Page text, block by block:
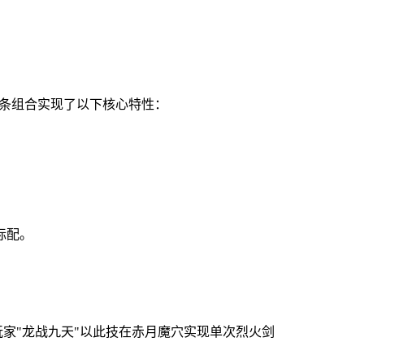
合实现了以下核心特性：
。
"龙战九天"以此技在赤月魔穴实现单次烈火剑